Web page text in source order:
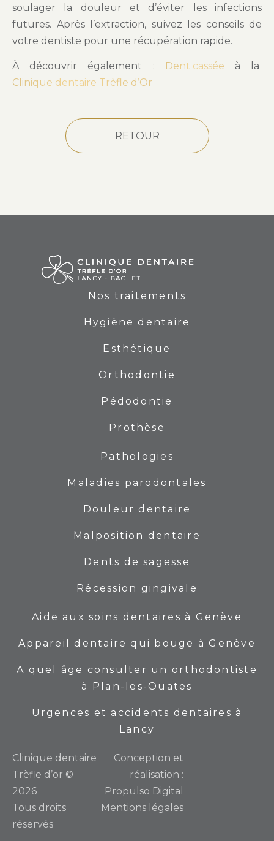
soulager la douleur et d’éviter les infections
futures. Après l’extraction, suivez les conseils de
votre dentiste pour une récupération rapide.
À découvrir également : Dent cassée à la
Clinique dentaire Trèfle d’Or
RETOUR
Nos traitements
Hygiène dentaire
Esthétique
Orthodontie
Pédodontie
Prothèse
Pathologies
Maladies parodontales
Douleur dentaire
Malposition dentaire
Dents de sagesse
Récession gingivale
Aide aux soins dentaires à Genève
Appareil dentaire qui bouge à Genève
A quel âge consulter un orthodontiste
à Plan-les-Ouates
Urgences et accidents dentaires à
Lancy
Сlinique dentaire
Trèfle d’or ©
2026
Tous droits
réservés
Conception et
réalisation :
Propulso Digital
Mentions légales